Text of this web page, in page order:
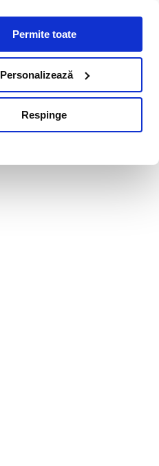
Permite toate
Personalizează
Respinge